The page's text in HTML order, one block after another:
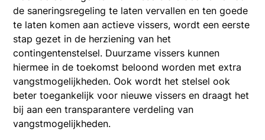
de saneringsregeling te laten vervallen en ten goede
te laten komen aan actieve vissers, wordt een eerste
stap gezet in de herziening van het
contingentenstelsel. Duurzame vissers kunnen
hiermee in de toekomst beloond worden met extra
vangstmogelijkheden. Ook wordt het stelsel ook
beter toegankelijk voor nieuwe vissers en draagt het
bij aan een transparantere verdeling van
vangstmogelijkheden.